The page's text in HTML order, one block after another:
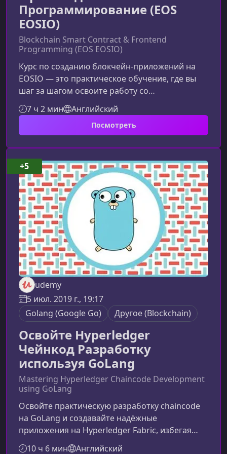
Программирование (EOS
EOSIO)
Blockchain Smart Contract & Frontend
Programming (EOS EOSIO)
Курс по созданию блокчейн‑приложений на
EOSIO — это практическое обучение, где вы
шаг за шагом освоите работу со
смарт‑контрактами на C++ и разработку
фронтенда на ReactJS/Redux. Материал
адаптирован для разработчиков с базовыми
погрузиться в экосистему блокчейна.Что вы
изучите в этом курсеПрограмма строится
вокруг практического проекта — разработки
распределённого игрового приложения на
базе EOS blockchain. На
7 ч 2 мин Английский
Посмотреть
udemy
5 июл. 2019 г., 19:17
Golang (Google Go)
Другоe (Blockchain)
Освойте Hyperledger
Чейнкод Разработку
используя GoLang
Mastering Hyperledger Chaincode Development
using GoLang
Освойте практическую разработку chaincode
на GoLang и создавайте надёжные
приложения на Hyperledger Fabric, избегая
типичных трудностей, связанных с настройкой
10 ч 6 мин Английский
+5